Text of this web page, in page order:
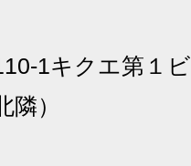
1キクエ第１
隣）